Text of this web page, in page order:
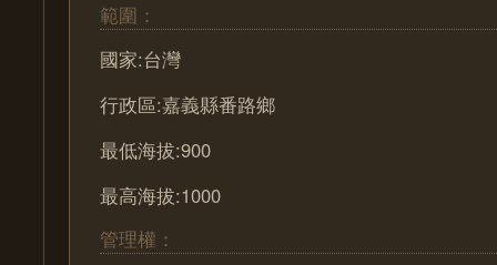
範圍：
國家:台灣
行政區:嘉義縣番路鄉
最低海拔:900
最高海拔:1000
管理權：